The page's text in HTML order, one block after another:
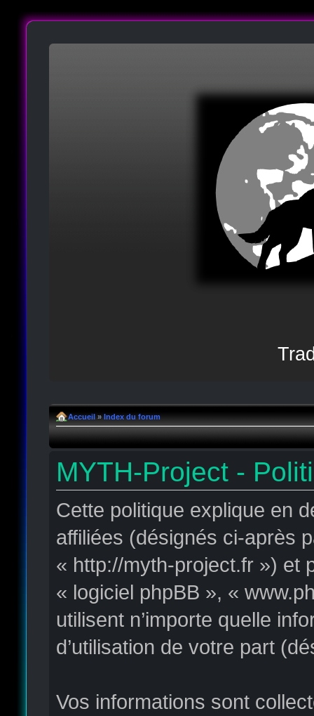
Accueil » Index du forum
MYTH-Project -
Cette politique explique en
affiliées (désignés ci-après
« http://myth-project.fr ») et
« logiciel phpBB », «
utilisent n’importe quelle
d’utilisation de votre part
Vos informations sont